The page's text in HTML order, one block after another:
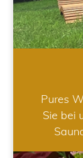
Pures
Sie bei